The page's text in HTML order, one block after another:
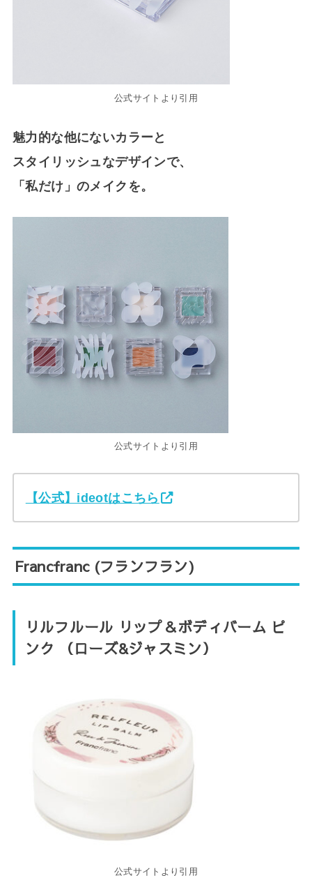
公式サイトより引用
魅力的な他にないカラーと
スタイリッシュなデザインで、
「私だけ」のメイクを。
公式サイトより引用
【公式】ideotはこちら
Francfranc (フランフラン)
リルフルール リップ＆ボディバーム ピ
ンク （ローズ&ジャスミン）
公式サイトより引用